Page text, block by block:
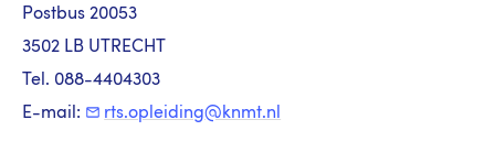
Postbus 20053
3502 LB UTRECHT
Tel. 088-4404303
E-mail:
rts.opleiding@knmt.nl